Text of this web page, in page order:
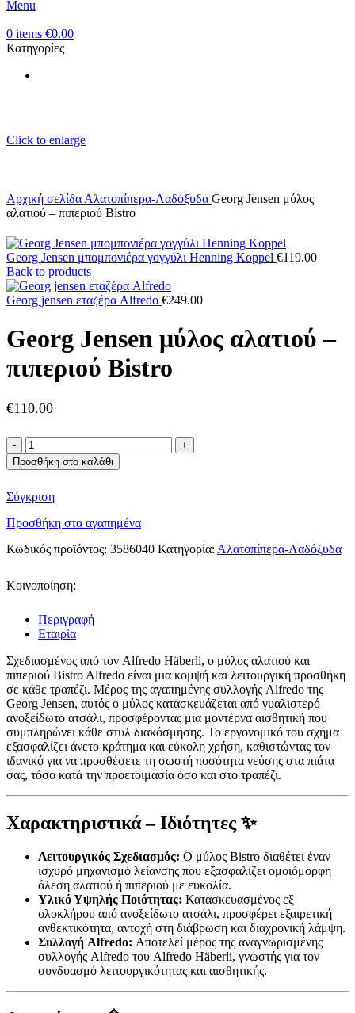
Menu
0 items €0.00
Κατηγορίες
Click to enlarge
Αρχική σελίδα Αλατοπίπερα-Λαδόξυδα Georg Jensen μύλος
αλατιού – πιπεριού Bistro
Georg Jensen μπομπονιέρα γογγύλι Henning Koppel €119.00
Back to products
Georg jensen εταζέρα Alfredo €249.00
Georg Jensen μύλος αλατιού –
πιπεριού Bistro
€110.00
Georg
Jensen
μύλος
-
Bistro
ποσότητα
Προσθήκη στο καλάθι
Σύγκριση
Προσθήκη στα αγαπημένα
Κωδικός προϊόντος: 3586040 Κατηγορία: Αλατοπίπερα-Λαδόξυδα
Κοινοποίηση:
Περιγραφή
Εταιρία
Σχεδιασμένος από τον Alfredo Häberli, ο μύλος αλατιού και
πιπεριού Bistro Alfredo είναι μια κομψή και λειτουργική προσθήκη
σε κάθε τραπέζι. Μέρος της αγαπημένης συλλογής Alfredo της
Georg Jensen, αυτός ο μύλος κατασκευάζεται από γυαλιστερό
ανοξείδωτο ατσάλι, προσφέροντας μια μοντέρνα αισθητική που
συμπληρώνει κάθε στυλ διακόσμησης. Το εργονομικό του σχήμα
εξασφαλίζει άνετο κράτημα και εύκολη χρήση, καθιστώντας τον
ιδανικό για να προσθέσετε τη σωστή ποσότητα γεύσης στα πιάτα
σας, τόσο κατά την προετοιμασία όσο και στο τραπέζι.
Χαρακτηριστικά – Ιδιότητες ✨
Λειτουργικός Σχεδιασμός: Ο μύλος Bistro διαθέτει έναν
ισχυρό μηχανισμό λείανσης που εξασφαλίζει ομοιόμορφη
άλεση αλατιού ή πιπεριού με ευκολία.
Υλικό Υψηλής Ποιότητας: Κατασκευασμένος εξ
ολοκλήρου από ανοξείδωτο ατσάλι, προσφέρει εξαιρετική
ανθεκτικότητα, αντοχή στη διάβρωση και διαχρονική λάμψη.
Συλλογή Alfredo: Αποτελεί μέρος της αναγνωρισμένης
συλλογής Alfredo του Alfredo Häberli, γνωστής για τον
συνδυασμό λειτουργικότητας και αισθητικής.